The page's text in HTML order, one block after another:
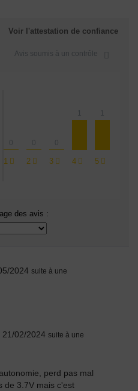
Voir l'attestation de confiance
Avis soumis à un contrôle
1 2 3 4 5
des avis :
2024 suite à une
21/02/2024 suite à une
perd pas mal
de 3.7V mais c'est